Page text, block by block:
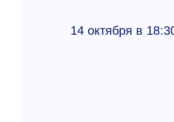
14 октября в